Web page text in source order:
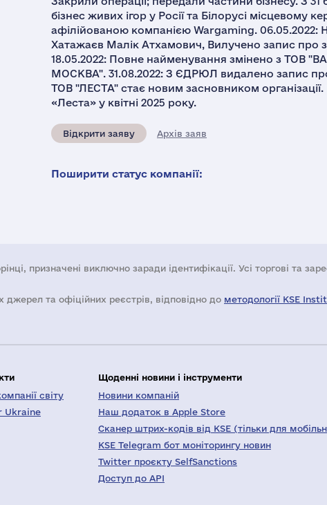
бізнес живих ігор у Росії та Білорусі місцевому
афілійованою компанією Wargaming. 06.05.2022:
Хатажаєв Малік Атхамович, Вилучено запис
18.05.2022: Повне найменування змінено з
МОСКВА". 31.08.2022: З ЄДРЮЛ видалено запис
ТОВ "ЛЕСТА" стає новим засновником організації.
«Леста» у квітні 2025 року.
Відкрити заяву Архів заяв
Поширити статус компанії:
призначені виключно заради ідентифікації. Усі торгові та
джерел та офіційних реєстрів, відповідно до методології KSE
світу
Ukraine
Щоденні новини і інструменти
Новини компаній
Наш додаток в Apple Store
Сканер штрих-кодів від KSE (тільки для
KSE Telegram бот моніторингу новин
Twitter проєкту SelfSanctions
Доступ до API